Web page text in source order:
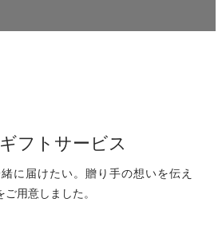
フトサービス
に届けたい。 贈り手の想いを伝え
用意しました。